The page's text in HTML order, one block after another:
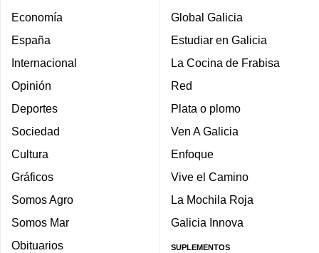
Economía
España
Internacional
Opinión
Deportes
Sociedad
Cultura
Gráficos
Somos Agro
Somos Mar
Obituarios
Global Galicia
Estudiar en Galicia
La Cocina de Frabisa
Red
Plata o plomo
Ven A Galicia
Enfoque
Vive el Camino
La Mochila Roja
Galicia Innova
SUPLEMENTOS